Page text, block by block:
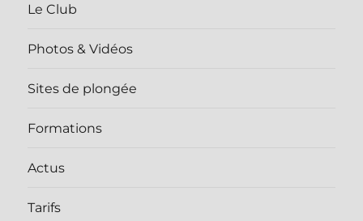
Le Club
Photos & Vidéos
Sites de plongée
Formations
Actus
Tarifs